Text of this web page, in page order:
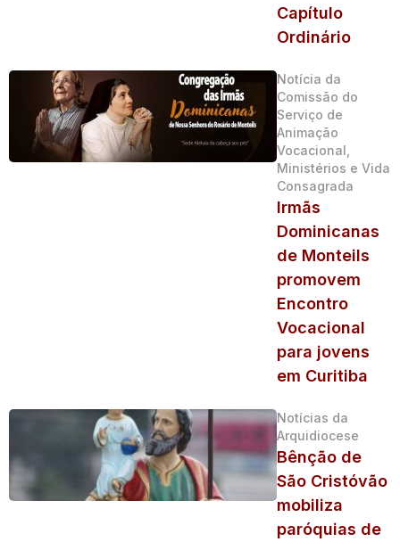
Capítulo
Ordinário
Notícia da
Comissão do
Serviço de
Animação
Vocacional,
Ministérios e Vida
Consagrada
Irmãs
Dominicanas
de Monteils
promovem
Encontro
Vocacional
para jovens
em Curitiba
Notícias da
Arquidiocese
Bênção de
São Cristóvão
mobiliza
paróquias de